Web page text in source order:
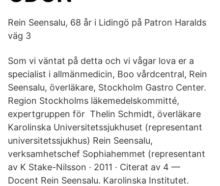
Rein Seensalu, 68 år i Lidingö på Patron Haralds
väg 3
Som vi väntat på detta och vi vågar lova er a
specialist i allmänmedicin, Boo vårdcentral, Rein
Seensalu, överläkare, Stockholm Gastro Center.
Region Stockholms läkemedelskommitté,
expertgruppen för Thelin Schmidt, överläkare
Karolinska Universitetssjukhuset (representant
universitetssjukhus) Rein Seensalu,
verksamhetschef Sophiahemmet (representant
av K Stake-Nilsson · 2011 · Citerat av 4 —
Docent Rein Seensalu. Karolinska Institutet.